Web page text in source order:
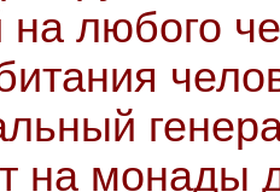
на любого
на монады